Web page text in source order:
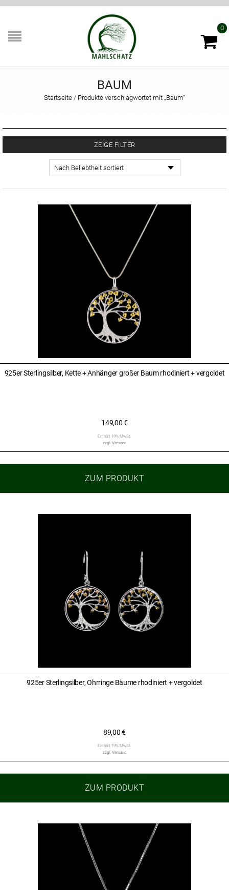
0
BAUM
Startseite / Produkte verschlagwortet mit „Baum“
ZEIGE FILTER
925er Sterlingsilber, Kette + Anhänger großer Baum rhodiniert + vergoldet
149,00€
Enthält 19% MwSt.
zzgl. Versand
ZUM PRODUKT
925er Sterlingsilber, Ohrringe Bäume rhodiniert + vergoldet
89,00€
Enthält 19% MwSt.
zzgl. Versand
ZUM PRODUKT